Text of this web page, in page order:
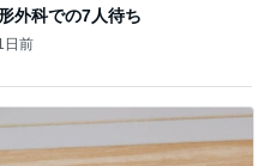
外科での7人待ち
日前